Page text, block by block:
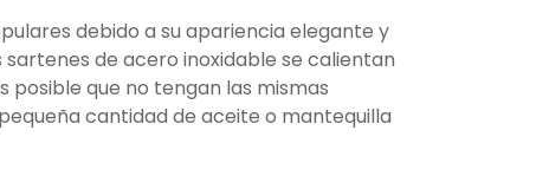
debido a su apariencia elegante y
sartenes de acero inoxidable se calientan
que no tengan las mismas
cantidad de aceite o mantequilla